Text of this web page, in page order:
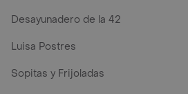
Desayunadero de la 42
Luisa Postres
Sopitas y Frijoladas